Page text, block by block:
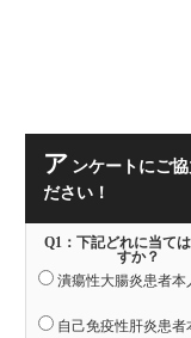
ア ンケートにご
ださい！
Q1：下記どれに当て
すか？
潰瘍性大腸炎患者本
自己免疫性肝炎患者